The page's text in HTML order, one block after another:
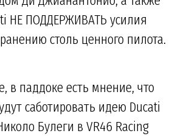
НЕ ПОДДЕРЖИВАТЬ усилия
столь ценного пилота.
в паддоке есть мнение, что
саботировать идею Ducati
Булеги в VR46 Racing